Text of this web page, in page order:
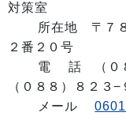
対策室
所在地 〒７８
２番２０号
電 話 （０８
（０８８）８２３−
メール